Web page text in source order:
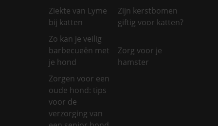
Ziekte van Lyme
bij katten
Zijn kerstbomen
giftig voor katten?
Zo kan je veilig
barbecueën met
je hond
Zorg voor je
hamster
Zorgen voor een
oude hond: tips
voor de
verzorging van